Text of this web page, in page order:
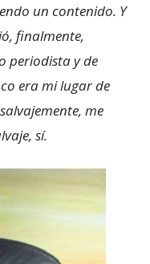
un contenido. Y
finalmente,
periodista y de
era mi lugar de
me
sí.